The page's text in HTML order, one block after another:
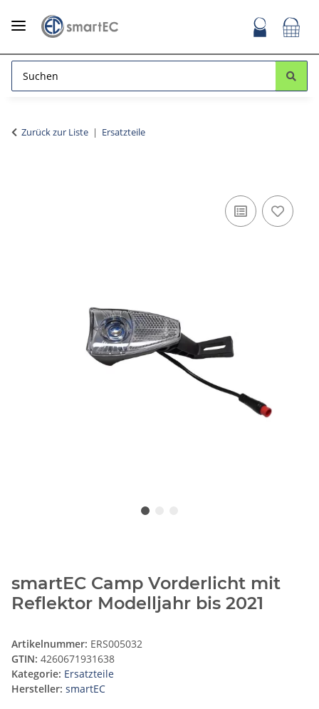
Zurück zur Liste Ersatzteile
smartEC Camp Vorderlicht mit
Reflektor Modelljahr bis 2021
Artikelnummer: ERS005032
GTIN: 4260671931638
Kategorie: Ersatzteile
Hersteller: smartEC